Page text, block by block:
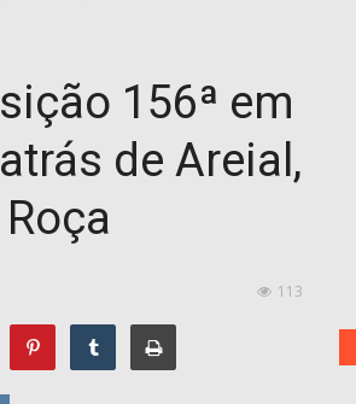
156ª em
de Areial,
113